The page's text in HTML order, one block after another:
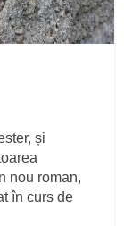
și
nou roman,
în curs de